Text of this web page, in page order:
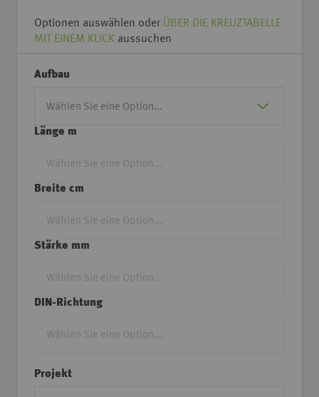
Optionen auswählen oder ÜBER DIE KREUZTABELLE
MIT EINEM KLICK aussuchen
Aufbau
Länge m
Breite cm
Stärke mm
DIN-Richtung
Projekt